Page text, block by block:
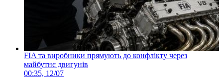
FIA та виробники прямують до конфлікту через
майбутнє двигунів
00:35, 12/07